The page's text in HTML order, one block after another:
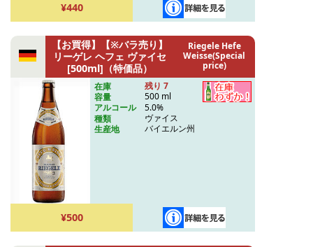
¥440
【お買得】【※バラ売り】
リーゲレ ヘフェ ヴァイセ
[500ml]（特価品）
Riegele Hefe
Weisse(Special
price)
在庫
残り 7
容量
500 ml
アルコール
5.0%
種類
ヴァイス
生産地
バイエルン州
¥500